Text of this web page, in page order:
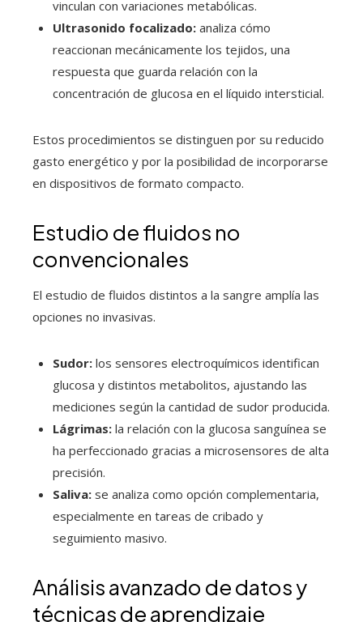
vinculan con variaciones metabólicas.
Ultrasonido focalizado: analiza cómo
reaccionan mecánicamente los tejidos, una
respuesta que guarda relación con la
concentración de glucosa en el líquido intersticial.
Estos procedimientos se distinguen por su reducido
gasto energético y por la posibilidad de incorporarse
en dispositivos de formato compacto.
Estudio de fluidos no
convencionales
El estudio de fluidos distintos a la sangre amplía las
opciones no invasivas.
Sudor: los sensores electroquímicos identifican
glucosa y distintos metabolitos, ajustando las
mediciones según la cantidad de sudor producida.
Lágrimas: la relación con la glucosa sanguínea se
ha perfeccionado gracias a microsensores de alta
precisión.
Saliva: se analiza como opción complementaria,
especialmente en tareas de cribado y
seguimiento masivo.
Análisis avanzado de datos y
técnicas de aprendizaje